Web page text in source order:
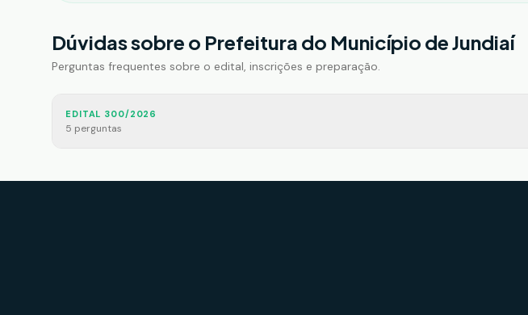
Dúvidas sobre o Prefeitura do Município de Jundiaí
Perguntas frequentes sobre o edital, inscrições e preparação.
EDITAL 300/2026
5 perguntas